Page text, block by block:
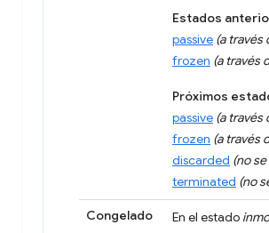
Estados
passive (a través
frozen (a través
Próximos
passive (a través
frozen (a través
discarded (no
terminated (no
Congelado En el estado